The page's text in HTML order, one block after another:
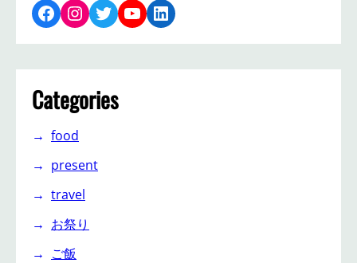
Facebook Instagram Twitter YouTube LinkedIn
Categories
food
present
travel
お祭り
ご飯